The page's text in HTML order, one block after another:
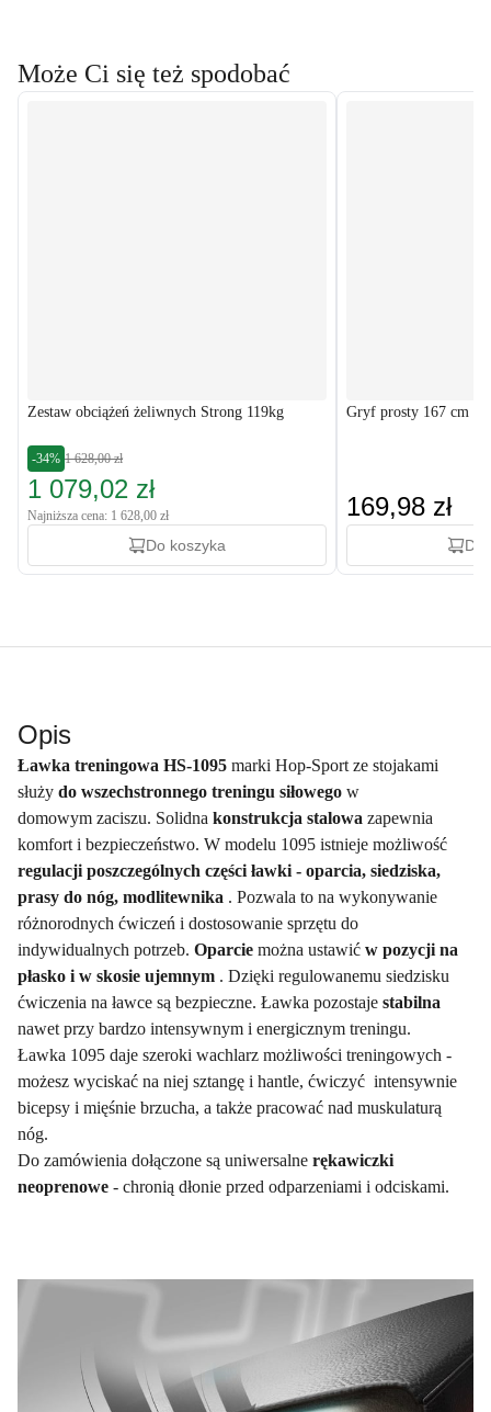
Może Ci się też spodobać
Zestaw obciążeń żeliwnych Strong 119kg
-34% 1 628,00 zł
1 079,02 zł
Najniższa cena: 1 628,00 zł
Do koszyka
Gryf prosty 167 cm
169,98 zł
Do
Opis
Ławka treningowa HS-1095 marki Hop-Sport ze stojakami
służy do wszechstronnego treningu siłowego w
domowym zaciszu. Solidna konstrukcja stalowa zapewnia
komfort i bezpieczeństwo. W modelu 1095 istnieje możliwość
regulacji poszczególnych części ławki - oparcia, siedziska,
prasy do nóg, modlitewnika . Pozwala to na wykonywanie
różnorodnych ćwiczeń i dostosowanie sprzętu do
indywidualnych potrzeb. Oparcie można ustawić w pozycji na
płasko i w skosie ujemnym . Dzięki regulowanemu siedzisku
ćwiczenia na ławce są bezpieczne. Ławka pozostaje stabilna
nawet przy bardzo intensywnym i energicznym treningu.
Ławka 1095 daje szeroki wachlarz możliwości treningowych -
możesz wyciskać na niej sztangę i hantle, ćwiczyć intensywnie
bicepsy i mięśnie brzucha, a także pracować nad muskulaturą
nóg.
Do zamówienia dołączone są uniwersalne rękawiczki
neoprenowe - chronią dłonie przed odparzeniami i odciskami.